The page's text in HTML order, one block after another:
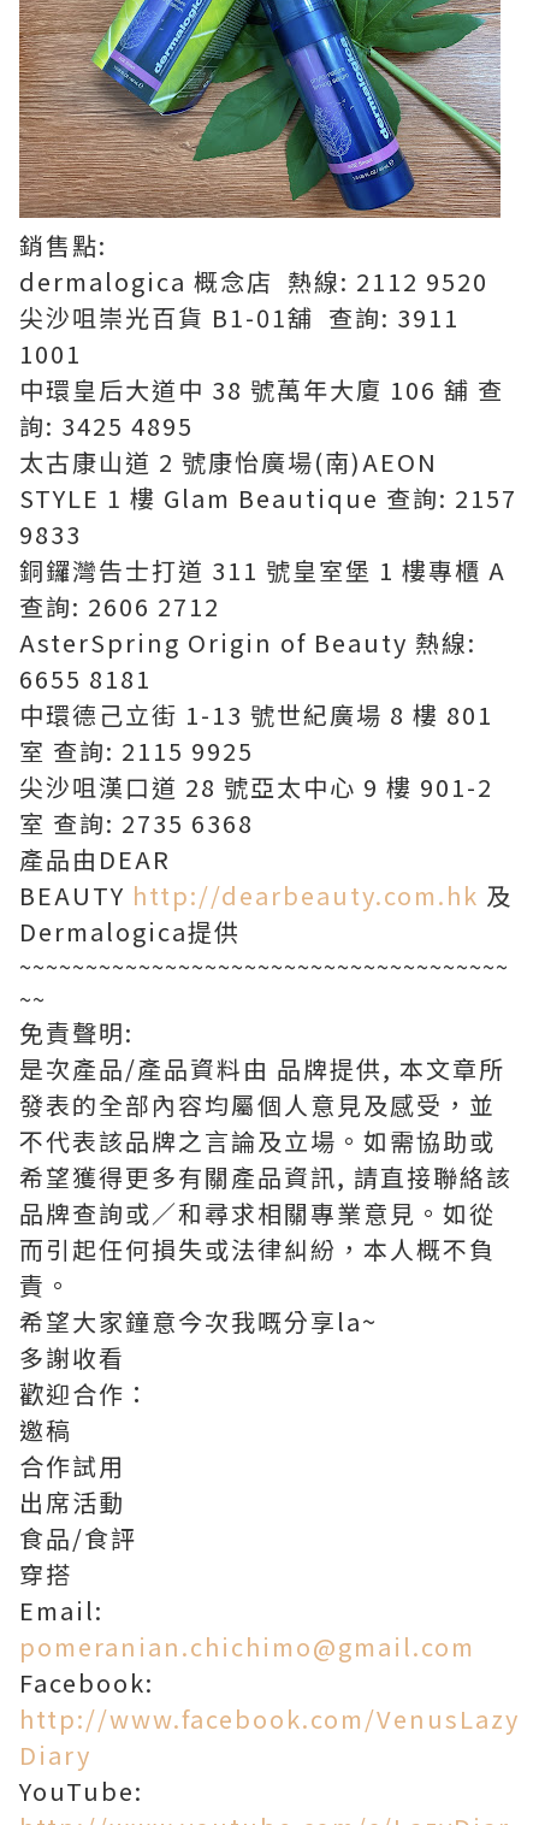
銷售點:
dermalogica 概念店 熱線: 2112 9520
尖沙咀崇光百貨 B1-01舖 查詢: 3911
1001
中環皇后大道中 38 號萬年大廈 106 舖 查
詢: 3425 4895
太古康山道 2 號康怡廣場(南)AEON
STYLE 1 樓 Glam Beautique 查詢: 2157
9833
銅鑼灣告士打道 311 號皇室堡 1 樓專櫃 A
查詢: 2606 2712
AsterSpring Origin of Beauty 熱線:
6655 8181
中環德己立街 1-13 號世紀廣場 8 樓 801
室 查詢: 2115 9925
尖沙咀漢口道 28 號亞太中心 9 樓 901-2
室 查詢: 2735 6368
產品由DEAR
BEAUTY http://dearbeauty.com.hk 及
Dermalogica提供
~~~~~~~~~~~~~~~~~~~~~~~~~~~~~~~~~~~~~
~~
免責聲明:
是次產品/產品資料由 品牌提供, 本文章所
發表的全部內容均屬個人意見及感受，並
不代表該品牌之言論及立場。如需協助或
希望獲得更多有關產品資訊, 請直接聯絡該
品牌查詢或∕和尋求相關專業意見。如從
而引起任何損失或法律糾紛，本人概不負
責。
希望大家鐘意今次我嘅分享la~
多謝收看
歡迎合作：
邀稿
合作試用
出席活動
食品/食評
穿搭
Email:
pomeranian.chichimo@gmail.com
Facebook:
http://www.facebook.com/VenusLazy
Diary
YouTube: